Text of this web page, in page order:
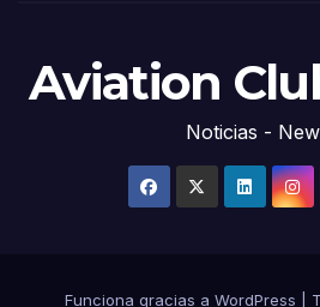
Aviation
Noticias -
Funciona gracias a WordPress